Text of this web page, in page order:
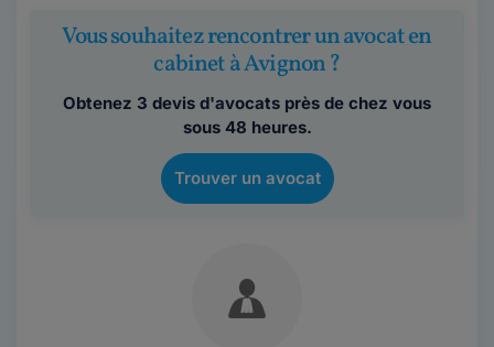
Vous souhaitez rencontrer un avocat en
cabinet à Avignon ?
Obtenez 3 devis d'avocats près de chez vous
sous 48 heures.
Trouver un avocat